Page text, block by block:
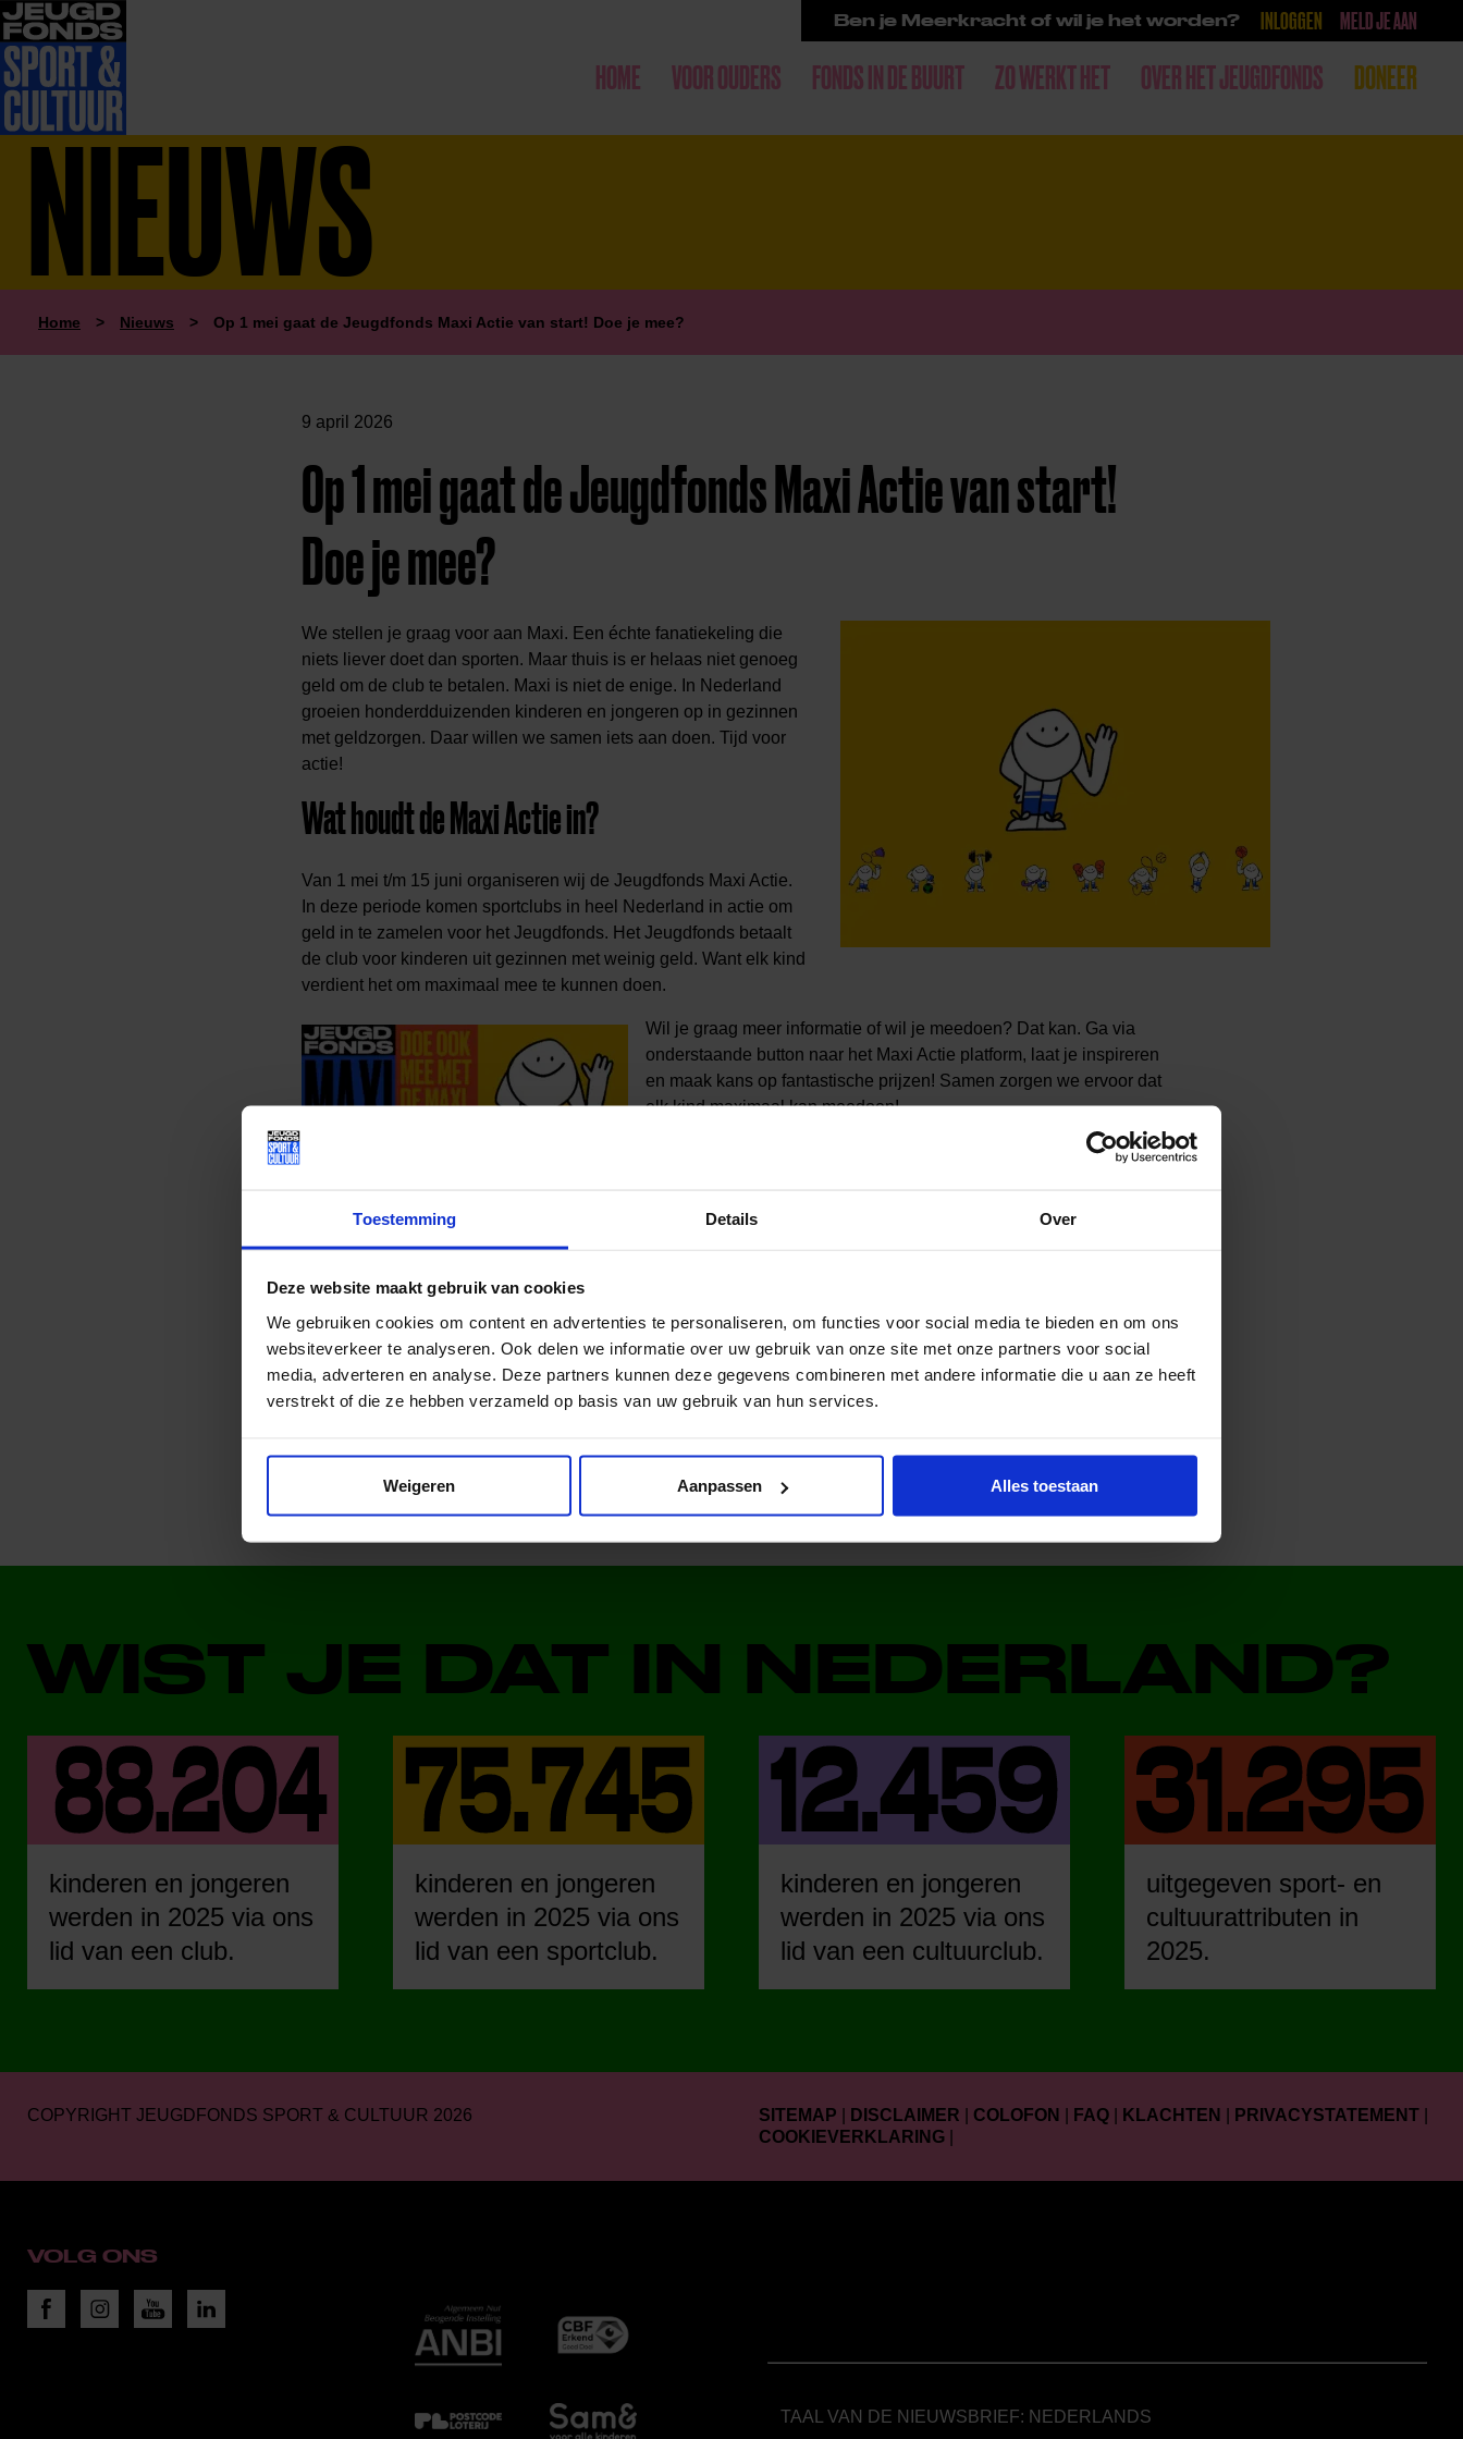
Toestemming Details Over
Deze website maakt gebruik van cookies
We gebruiken cookies om content en advertenties te personaliseren, om functies voor social media te bieden en om ons
websiteverkeer te analyseren. Ook delen we informatie over uw gebruik van onze site met onze partners voor social
media, adverteren en analyse. Deze partners kunnen deze gegevens combineren met andere informatie die u aan ze heeft
verstrekt of die ze hebben verzameld op basis van uw gebruik van hun services.
Weigeren Aanpassen Alles toestaan
Ben je Meerkracht of wil je het worden? INLOGGEN MELD JE AAN
HOME VOOR OUDERS FONDS IN DE BUURT ZO WERKT HET OVER HET JEUGDFONDS DONEER
NIEUWS
Home > Nieuws > Op 1 mei gaat de Jeugdfonds Maxi Actie van start! Doe je mee?
9 april 2026
Op 1 mei gaat de Jeugdfonds Maxi Actie van start!
Doe je mee?
We stellen je graag voor aan Maxi. Een échte fanatiekeling die
niets liever doet dan sporten. Maar thuis is er helaas niet genoeg
geld om de club te betalen. Maxi is niet de enige. In Nederland
groeien honderdduizenden kinderen en jongeren op in gezinnen
met geldzorgen. Daar willen we samen iets aan doen. Tijd voor
actie!
Wat houdt de Maxi Actie in?
Van 1 mei t/m 15 juni organiseren wij de Jeugdfonds Maxi Actie.
In deze periode komen sportclubs in heel Nederland in actie om
geld in te zamelen voor het Jeugdfonds. Het Jeugdfonds betaalt
de club voor kinderen uit gezinnen met weinig geld. Want elk kind
verdient het om maximaal mee te kunnen doen.
Wil je graag meer informatie of wil je meedoen? Dat kan. Ga via
onderstaande button naar het Maxi Actie platform, laat je inspireren
en maak kans op fantastische prijzen! Samen zorgen we ervoor dat
elk kind maximaal kan meedoen!
Lees meer nieuws
Deel dit bericht op social media!
WIST JE DAT IN NEDERLAND?
kinderen en jongeren
werden in 2025 via ons
lid van een club.
kinderen en jongeren
werden in 2025 via ons
lid van een sportclub.
kinderen en jongeren
werden in 2025 via ons
lid van een cultuurclub.
uitgegeven sport- en
cultuurattributen in
2025.
COPYRIGHT JEUGDFONDS SPORT & CULTUUR 2026 SITEMAP DISCLAIMER COLOFON FAQ KLACHTEN PRIVACYSTATEMENT
COOKIEVERKLARING
VOLG ONS
TAAL VAN DE NIEUWSBRIEF: NEDERLANDS